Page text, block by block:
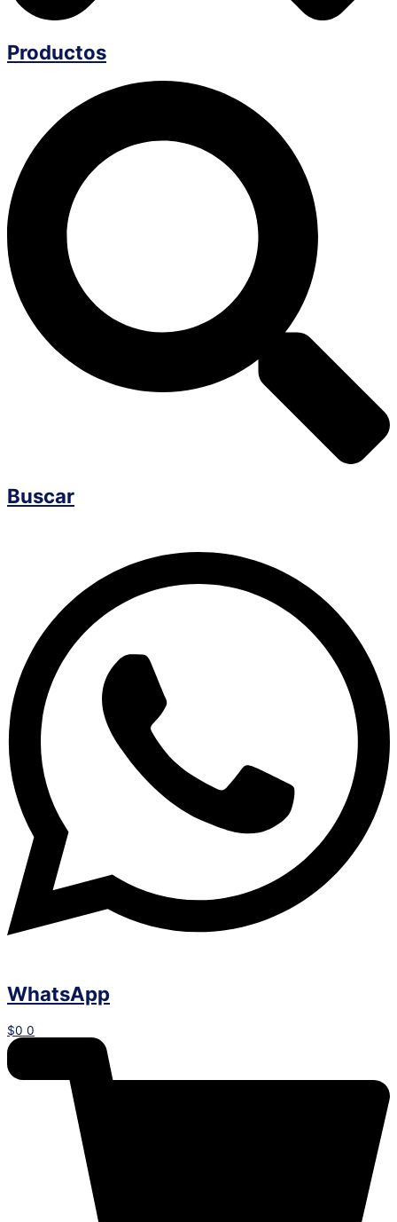
Productos
Buscar
WhatsApp
$0 0